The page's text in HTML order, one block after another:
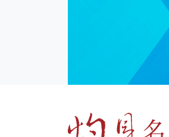
文化